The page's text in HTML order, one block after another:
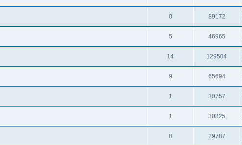
0 89172
5 46965
14 129504
9 65694
1 30757
1 30825
0 29787